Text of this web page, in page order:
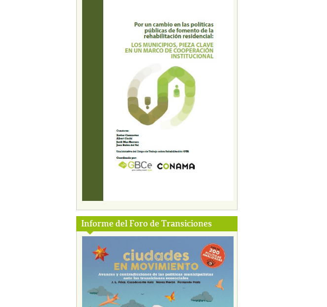
Informe del Foro de Transiciones